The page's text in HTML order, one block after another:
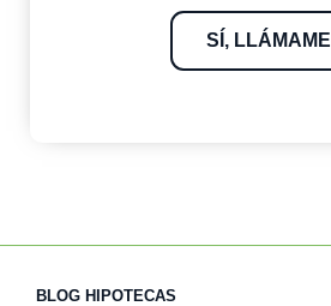
SÍ, LLÁMAME
BLOG HIPOTECAS